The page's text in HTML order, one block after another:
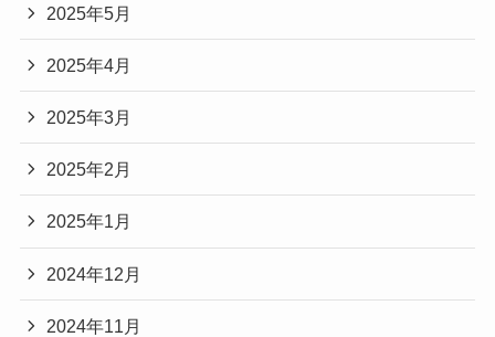
2025年5月
2025年4月
2025年3月
2025年2月
2025年1月
2024年12月
2024年11月